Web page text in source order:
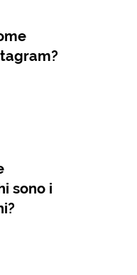
sono i